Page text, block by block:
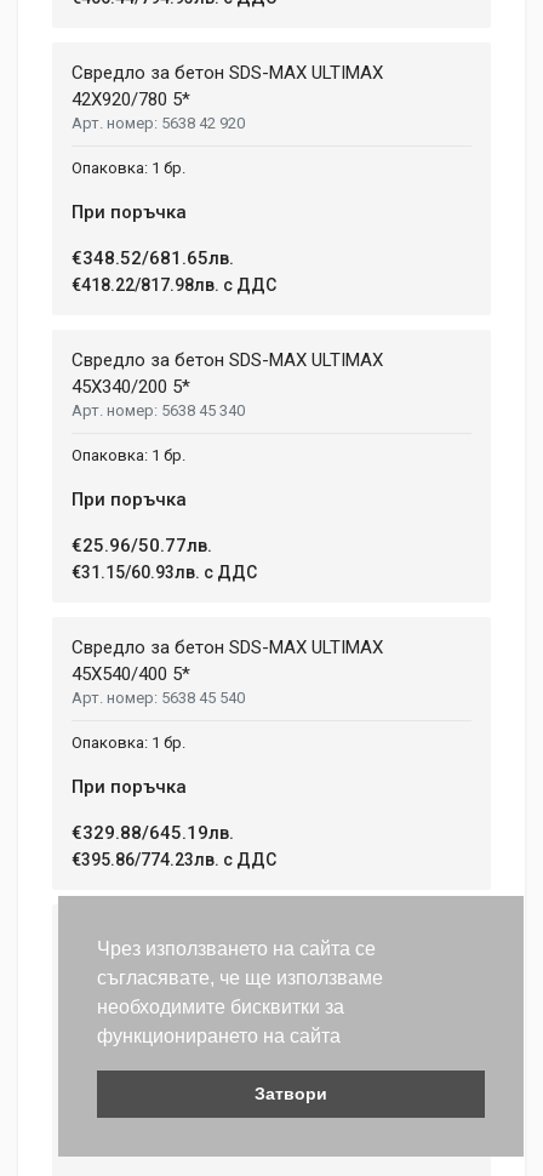
Чрез използването на сайта се
съгласявате, че ще използваме
необходимите бисквитки за
функционирането на сайта
Затвори
Свредло за бетон SDS-MAX ULTIMAX
42X920/780 5*
5638 42 920
1 бр.
При поръчка
€348.52/681.65лв.
€418.22/817.98лв. с ДДС
Свредло за бетон SDS-MAX ULTIMAX
45X340/200 5*
5638 45 340
1 бр.
При поръчка
€25.96/50.77лв.
€31.15/60.93лв. с ДДС
Свредло за бетон SDS-MAX ULTIMAX
45X540/400 5*
5638 45 540
1 бр.
При поръчка
€329.88/645.19лв.
€395.86/774.23лв. с ДДС
45X690/550 5*
5638 45 690
1 бр.
При поръчка
€350.95/686.40лв.